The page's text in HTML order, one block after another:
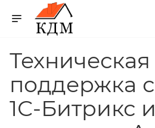
Техническая
поддержка
1С-Битрикс и